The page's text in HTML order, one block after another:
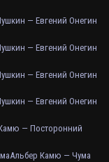
— Евгений Онегин
— Евгений Онегин
— Евгений Онегин
— Евгений Онегин
— Посторонний
Альбер Камю — Чума